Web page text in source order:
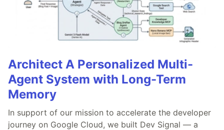
Architect A Personalized Multi-
Agent System with Long-Term
Memory
In support of our mission to accelerate the developer
journey on Google Cloud, we built Dev Signal — a